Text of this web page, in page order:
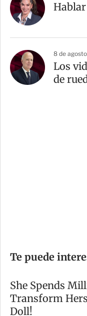
8 de
Los
de